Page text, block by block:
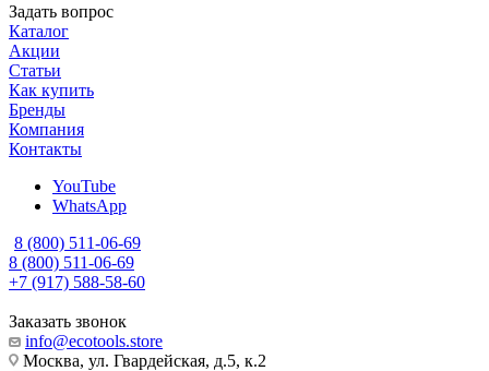
Задать вопрос
Каталог
Акции
Статьи
Как купить
Бренды
Компания
Контакты
YouTube
WhatsApp
8 (800) 511-06-69
8 (800) 511-06-69
+7 (917) 588-58-60
Заказать звонок
info@ecotools.store
Москва, ул. Гвардейская, д.5, к.2